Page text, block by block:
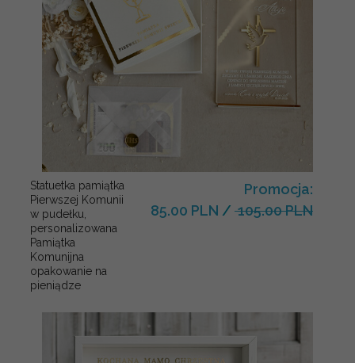
Statuetka pamiątka
Pierwszej Komunii
w pudełku,
personalizowana
Pamiątka
Komunijna
opakowanie na
pieniądze
Promocja:
85.00 PLN / 105.00 PLN